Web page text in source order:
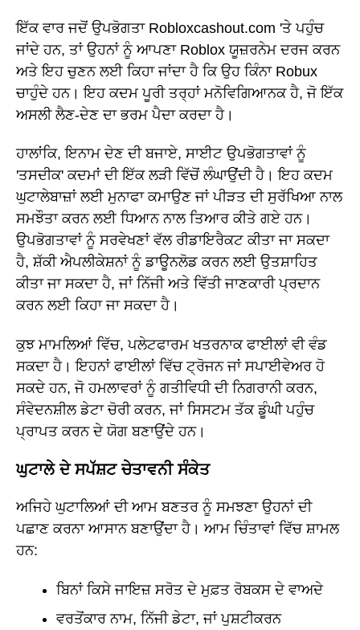
ਇੱਕ ਵਾਰ ਜਦੋਂ ਉਪਭੋਗਤਾ Robloxcashout.com 'ਤੇ ਪਹੁੰਚ
ਜਾਂਦੇ ਹਨ, ਤਾਂ ਉਹਨਾਂ ਨੂੰ ਆਪਣਾ Roblox ਯੂਜ਼ਰਨੇਮ ਦਰਜ ਕਰਨ
ਅਤੇ ਇਹ ਚੁਣਨ ਲਈ ਕਿਹਾ ਜਾਂਦਾ ਹੈ ਕਿ ਉਹ ਕਿੰਨਾ Robux
ਚਾਹੁੰਦੇ ਹਨ। ਇਹ ਕਦਮ ਪੂਰੀ ਤਰ੍ਹਾਂ ਮਨੋਵਿਗਿਆਨਕ ਹੈ, ਜੋ ਇੱਕ
ਅਸਲੀ ਲੈਣ-ਦੇਣ ਦਾ ਭਰਮ ਪੈਦਾ ਕਰਦਾ ਹੈ।
ਹਾਲਾਂਕਿ, ਇਨਾਮ ਦੇਣ ਦੀ ਬਜਾਏ, ਸਾਈਟ ਉਪਭੋਗਤਾਵਾਂ ਨੂੰ
'ਤਸਦੀਕ' ਕਦਮਾਂ ਦੀ ਇੱਕ ਲੜੀ ਵਿੱਚੋਂ ਲੰਘਾਉਂਦੀ ਹੈ। ਇਹ ਕਦਮ
ਘੁਟਾਲੇਬਾਜ਼ਾਂ ਲਈ ਮੁਨਾਫਾ ਕਮਾਉਣ ਜਾਂ ਪੀੜਤ ਦੀ ਸੁਰੱਖਿਆ ਨਾਲ
ਸਮਝੌਤਾ ਕਰਨ ਲਈ ਧਿਆਨ ਨਾਲ ਤਿਆਰ ਕੀਤੇ ਗਏ ਹਨ।
ਉਪਭੋਗਤਾਵਾਂ ਨੂੰ ਸਰਵੇਖਣਾਂ ਵੱਲ ਰੀਡਾਇਰੈਕਟ ਕੀਤਾ ਜਾ ਸਕਦਾ
ਹੈ, ਸ਼ੱਕੀ ਐਪਲੀਕੇਸ਼ਨਾਂ ਨੂੰ ਡਾਊਨਲੋਡ ਕਰਨ ਲਈ ਉਤਸ਼ਾਹਿਤ
ਕੀਤਾ ਜਾ ਸਕਦਾ ਹੈ, ਜਾਂ ਨਿੱਜੀ ਅਤੇ ਵਿੱਤੀ ਜਾਣਕਾਰੀ ਪ੍ਰਦਾਨ
ਕਰਨ ਲਈ ਕਿਹਾ ਜਾ ਸਕਦਾ ਹੈ।
ਕੁਝ ਮਾਮਲਿਆਂ ਵਿੱਚ, ਪਲੇਟਫਾਰਮ ਖਤਰਨਾਕ ਫਾਈਲਾਂ ਵੀ ਵੰਡ
ਸਕਦਾ ਹੈ। ਇਹਨਾਂ ਫਾਈਲਾਂ ਵਿੱਚ ਟ੍ਰੋਜਨ ਜਾਂ ਸਪਾਈਵੇਅਰ ਹੋ
ਸਕਦੇ ਹਨ, ਜੋ ਹਮਲਾਵਰਾਂ ਨੂੰ ਗਤੀਵਿਧੀ ਦੀ ਨਿਗਰਾਨੀ ਕਰਨ,
ਸੰਵੇਦਨਸ਼ੀਲ ਡੇਟਾ ਚੋਰੀ ਕਰਨ, ਜਾਂ ਸਿਸਟਮ ਤੱਕ ਡੂੰਘੀ ਪਹੁੰਚ
ਪ੍ਰਾਪਤ ਕਰਨ ਦੇ ਯੋਗ ਬਣਾਉਂਦੇ ਹਨ।
ਘੁਟਾਲੇ ਦੇ ਸਪੱਸ਼ਟ ਚੇਤਾਵਨੀ ਸੰਕੇਤ
ਅਜਿਹੇ ਘੁਟਾਲਿਆਂ ਦੀ ਆਮ ਬਣਤਰ ਨੂੰ ਸਮਝਣਾ ਉਹਨਾਂ ਦੀ
ਪਛਾਣ ਕਰਨਾ ਆਸਾਨ ਬਣਾਉਂਦਾ ਹੈ। ਆਮ ਚਿੰਤਾਵਾਂ ਵਿੱਚ ਸ਼ਾਮਲ
ਹਨ:
ਬਿਨਾਂ ਕਿਸੇ ਜਾਇਜ਼ ਸਰੋਤ ਦੇ ਮੁਫ਼ਤ ਰੋਬਕਸ ਦੇ ਵਾਅਦੇ
ਵਰਤੋਂਕਾਰ ਨਾਮ, ਨਿੱਜੀ ਡੇਟਾ, ਜਾਂ ਪੁਸ਼ਟੀਕਰਨ